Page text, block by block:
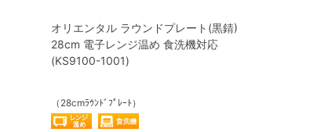
オリエンタル ラウンドプレート(黒錆)
28cm 電子レンジ温め 食洗機対応
(KS9100-1001)
（28cmﾗｳﾝﾄﾞﾌﾟﾚｰﾄ）